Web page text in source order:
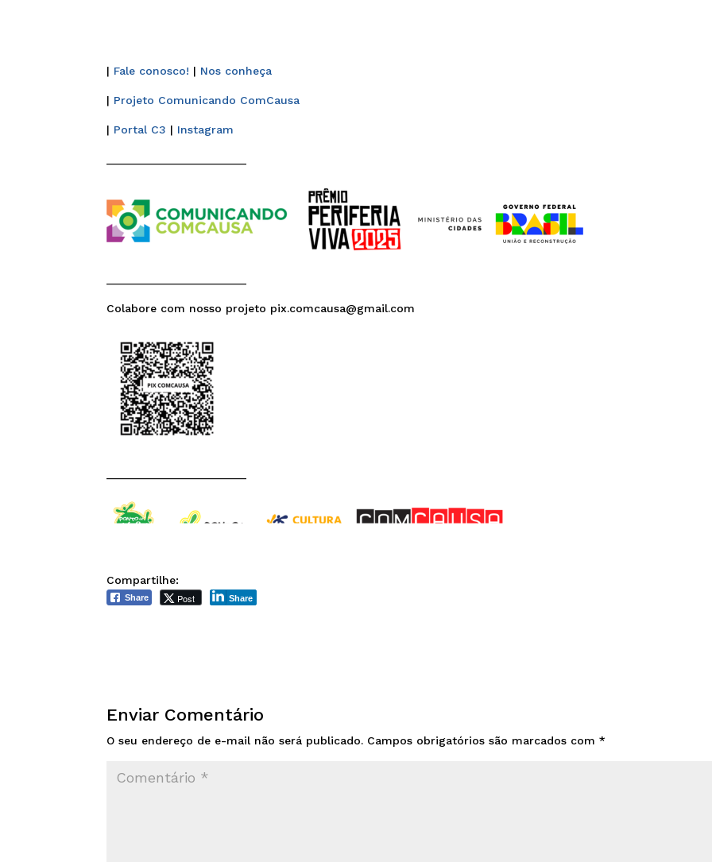
| Fale conosco! | Nos conheça
| Projeto Comunicando ComCausa
| Portal C3 | Instagram
Colabore com nosso projeto pix.comcausa@gmail.com
Compartilhe:
Share Post Share
Enviar Comentário
O seu endereço de e-mail não será publicado. Campos obrigatórios são marcados com*